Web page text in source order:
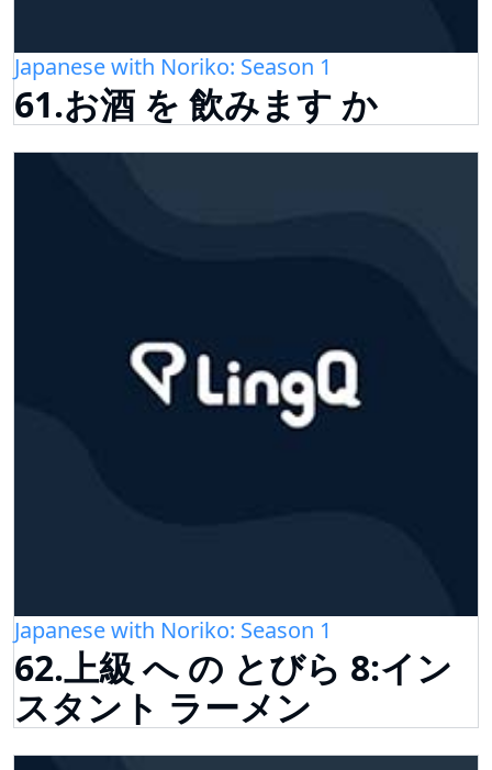
Japanese with Noriko: Season 1
61.お酒 を 飲みます か
Japanese with Noriko: Season 1
62.上級 へ の とびら 8:イン
スタント ラーメン